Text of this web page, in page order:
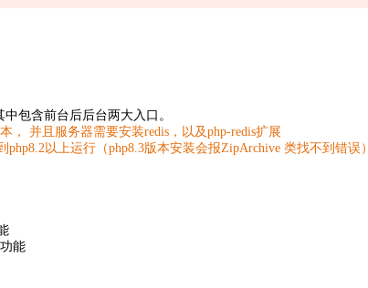
包含前台后后台两大入口。
， 并且服务器需要安装redis，以及php-redis扩展
以上运行（php8.3版本安装会报ZipArchive 类找不到错误）
能